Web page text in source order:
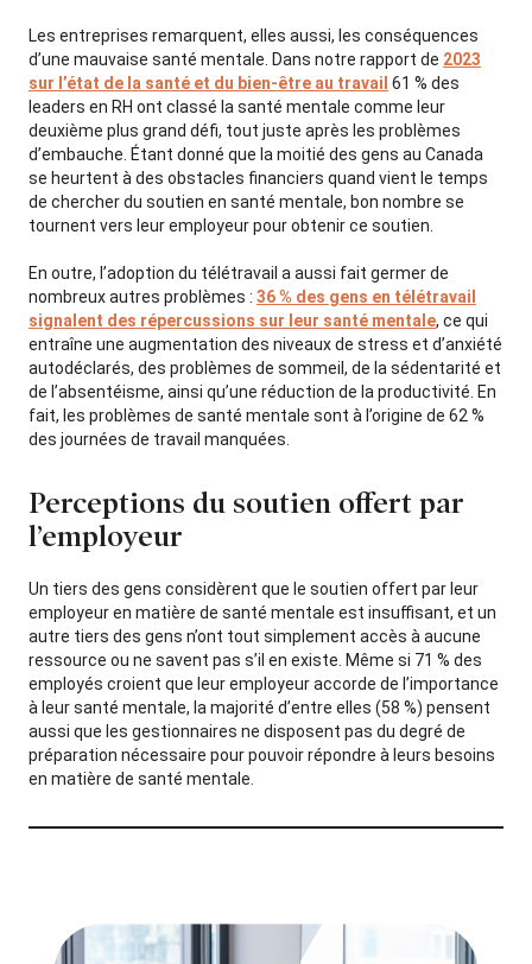
Les entreprises remarquent, elles aussi, les conséquences
d’une mauvaise santé mentale. Dans notre rapport de 2023
sur l’état de la santé et du bien-être au travail 61 % des
leaders en RH ont classé la santé mentale comme leur
deuxième plus grand défi, tout juste après les problèmes
d’embauche. Étant donné que la moitié des gens au Canada
se heurtent à des obstacles financiers quand vient le temps
de chercher du soutien en santé mentale, bon nombre se
tournent vers leur employeur pour obtenir ce soutien.
En outre, l’adoption du télétravail a aussi fait germer de
nombreux autres problèmes : 36 % des gens en télétravail
signalent des répercussions sur leur santé mentale, ce qui
entraîne une augmentation des niveaux de stress et d’anxiété
autodéclarés, des problèmes de sommeil, de la sédentarité et
de l’absentéisme, ainsi qu’une réduction de la productivité. En
fait, les problèmes de santé mentale sont à l’origine de 62 %
des journées de travail manquées.
Perceptions du soutien offert par
l’employeur
Un tiers des gens considèrent que le soutien offert par leur
employeur en matière de santé mentale est insuffisant, et un
autre tiers des gens n’ont tout simplement accès à aucune
ressource ou ne savent pas s’il en existe. Même si 71 % des
employés croient que leur employeur accorde de l’importance
à leur santé mentale, la majorité d’entre elles (58 %) pensent
aussi que les gestionnaires ne disposent pas du degré de
préparation nécessaire pour pouvoir répondre à leurs besoins
en matière de santé mentale.